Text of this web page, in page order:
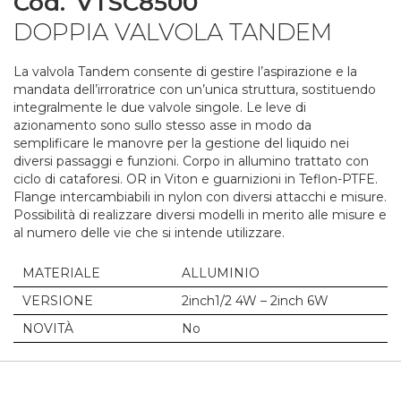
DOPPIA VALVOLA TANDEM
La valvola Tandem consente di gestire l’aspirazione e la
mandata dell’irroratrice con un’unica struttura, sostituendo
integralmente le due valvole singole. Le leve di
azionamento sono sullo stesso asse in modo da
semplificare le manovre per la gestione del liquido nei
diversi passaggi e funzioni. Corpo in allumino trattato con
ciclo di cataforesi. OR in Viton e guarnizioni in Teflon-PTFE.
Flange intercambiabili in nylon con diversi attacchi e misure.
Possibilità di realizzare diversi modelli in merito alle misure e
al numero delle vie che si intende utilizzare.
MATERIALE
ALLUMINIO
VERSIONE
2inch1/2 4W – 2inch 6W
NOVITÀ
No
to
the
of
the
images
gallery